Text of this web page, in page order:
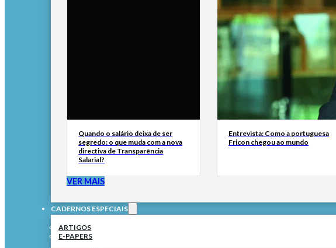
Quando o salário deixa de ser
segredo: o que muda com a nova
directiva de Transparência
Salarial?
Entrevista: Como a portuguesa
Fricon chegou ao mundo
VER MAIS
CADERNOS ESPECIAIS
ARTIGOS
E-PAPERS